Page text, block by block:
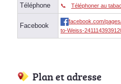
Téléphone Téléphoner au
Facebook
facebook.com/
to-Weiss-
Plan et adresse